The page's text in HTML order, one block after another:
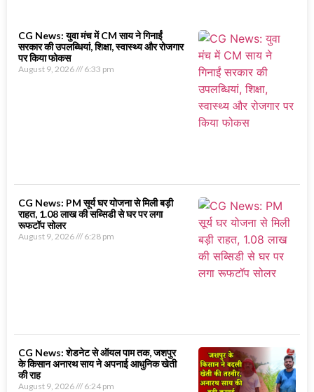
CG News: युवा मंच में CM साय ने गिनाईं
सरकार की उपलब्धियां, शिक्षा, स्वास्थ्य और रोजगार
पर किया फोकस
August 9, 2026 6:33 pm
CG News: PM सूर्य घर योजना से मिली बड़ी
राहत, 1.08 लाख की सब्सिडी से घर पर लगा
रूफटॉप सोलर
August 9, 2026 6:28 pm
CG News: शेडनेट से ऑयल पाम तक, जशपुर
के किसान अनारथ साय ने अपनाई आधुनिक खेती
की राह
August 9, 2026 6:24 pm